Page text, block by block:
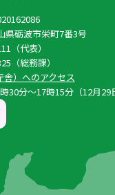
砺波市栄町7番3号
（代表）
（総務課）
）へのアクセス
30分〜17時15分（12月29